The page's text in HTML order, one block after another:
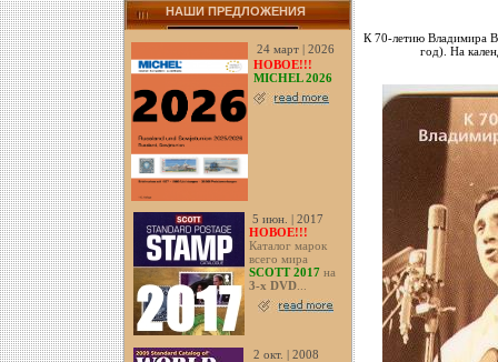
НАШИ ПРЕДЛОЖЕНИЯ
24 март | 2026
НОВОЕ!!!
MICHEL 2026
5 июн. | 2017
НОВОЕ!!!
Каталог марок
всего мира
SCOTT 2017на
3-х DVD...
2 окт. | 2008
К 70-летию Владимира
год). На